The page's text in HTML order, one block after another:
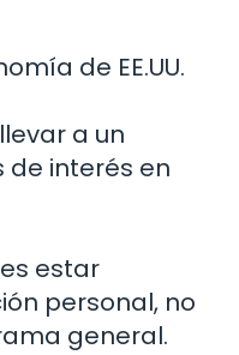
de EE.UU.
a un
interés en
estar
personal, no
general.